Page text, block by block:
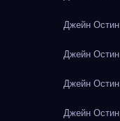
Джейн
Джейн
Джейн
Джейн